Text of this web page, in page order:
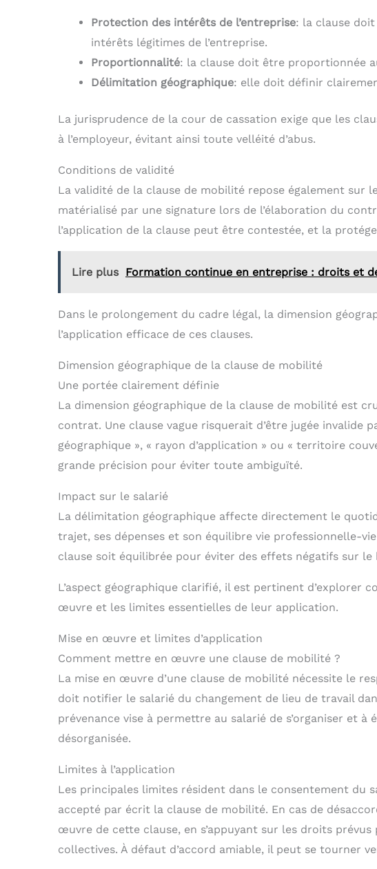
Protection des intérêts de l’entreprise: la clause
intérêts légitimes de l’entreprise.
Proportionnalité: la clause doit être proportionnée
Délimitation géographique: elle doit définir
La jurisprudence de la cour de cassation exige que les
à l’employeur, évitant ainsi toute velléité d’abus.
Conditions de validité
La validité de la clause de mobilité repose également sur
matérialisé par une signature lors de l’élaboration du
l’application de la clause peut être contestée, et la
Lire plus Formation continue en entreprise : droits et
Dans le prolongement du cadre légal, la dimension
l’application efficace de ces clauses.
Dimension géographique de la clause de mobilité
Une portée clairement définie
La dimension géographique de la clause de mobilité est
contrat. Une clause vague risquerait d’être jugée invalide
géographique », « rayon d’application » ou « territoire
grande précision pour éviter toute ambiguïté.
Impact sur le salarié
La délimitation géographique affecte directement le
trajet, ses dépenses et son équilibre vie professionnelle-
clause soit équilibrée pour éviter des effets négatifs sur le
L’aspect géographique clarifié, il est pertinent d’explorer
œuvre et les limites essentielles de leur application.
Mise en œuvre et limites d’application
Comment mettre en œuvre une clause de mobilité ?
La mise en œuvre d’une clause de mobilité nécessite le
doit notifier le salarié du changement de lieu de travail
prévenance vise à permettre au salarié de s’organiser et
désorganisée.
Limites à l’application
Les principales limites résident dans le consentement du
accepté par écrit la clause de mobilité. En cas de
œuvre de cette clause, en s’appuyant sur les droits
collectives. À défaut d’accord amiable, il peut se tourner